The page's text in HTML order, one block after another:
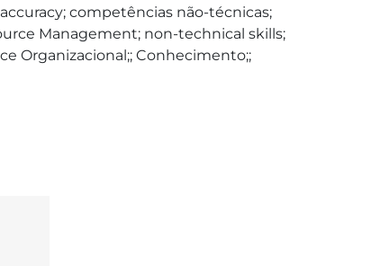
competências não-técnicas;
Management; non-technical skills;
Organizacional;; Conhecimento;;